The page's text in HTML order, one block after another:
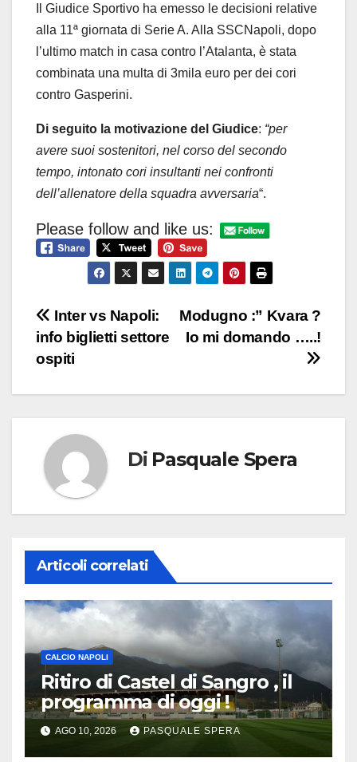
Il Giudice Sportivo ha emesso le decisioni relative
alla 11ª giornata di Serie A. Alla SSCNapoli, dopo
l’ultimo match in casa contro l’Atalanta, è stata
combinata una multa di 3mila euro per dei cori
contro Gasperini.
Di seguito la motivazione del Giudice: “per
avere suoi sostenitori, nel corso del secondo
tempo, intonato cori insultanti nei confronti
dell’allenatore della squadra avversaria“.
Please follow and like us:
Navigazione
articoli
Modugno :” Kvara ?
Io mi domando …..!
Inter vs Napoli:
info biglietti settore
ospiti
Di Pasquale Spera
Articoli correlati
CALCIO NAPOLI
Ritiro di Castel di Sangro , il
programma di oggi !
AGO 10, 2026 PASQUALE SPERA